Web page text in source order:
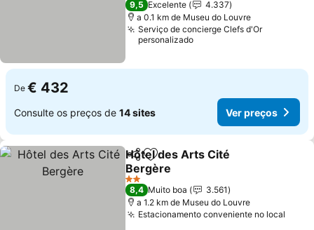
9,5 Excelente
4.337
a 0.1 km de Museu do Louvre
Serviço de concierge Clefs d'Or
personalizado
De € 432
Consulte os preços de 14 sites Ver preços
PartilharAdicionar aos favoritos
Hôtel des Arts Cité
Bergère
Ver preços
2 Estrelas
8,4 Muito boa
3.561
a 1.2 km de Museu do Louvre
Estacionamento conveniente no local